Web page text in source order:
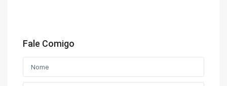
Fale Comigo